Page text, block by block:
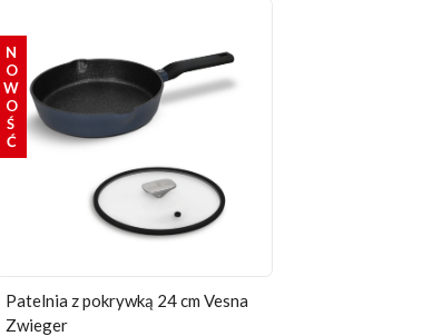
NOWOŚĆ
Patelnia z pokrywką 24 cm Vesna
Zwieger